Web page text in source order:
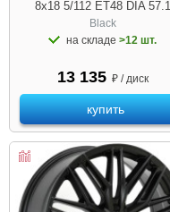
8x18 5/112 ET48 DIA 57.1
Black
на складе >12 шт.
13 135 ₽ / диск
купить